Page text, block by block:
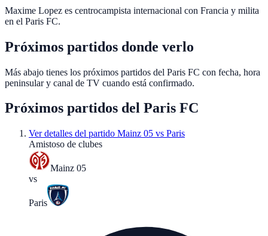
Maxime Lopez es centrocampista internacional con Francia y milita
en el Paris FC.
Próximos partidos donde verlo
Más abajo tienes los próximos partidos del Paris FC con fecha, hora
peninsular y canal de TV cuando está confirmado.
Próximos partidos del Paris FC
Ver detalles del partido Mainz 05 vs Paris
Amistoso de clubes
Mainz 05
vs
Paris